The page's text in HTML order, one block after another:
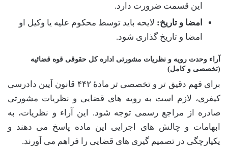
این قسمت ضرورت دارد.
امضا و تاریخ: لایحه باید توسط محکوم علیه یا وکیل او
امضا و تاریخ گذاری شود.
آراء وحدت رویه و نظریات مشورتی اداره کل حقوقی قوه قضائیه
(تخصصی و کامل)
برای فهم دقیق تر و تخصصی تر مادۀ ۴۴۲ قانون آیین دادرسی
کیفری، لازم است به رویه های قضایی و نظریات مشورتی
صادره از مراجع رسمی توجه شود. این آراء و نظریات، به
ابهامات و چالش های اجرایی این ماده پاسخ می دهند و
یکپارچگی در تصمیم گیری های قضایی را فراهم می آورند.